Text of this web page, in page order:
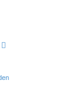
Suche